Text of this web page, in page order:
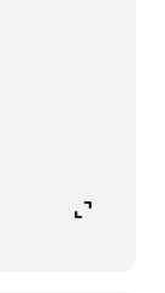
expand_content